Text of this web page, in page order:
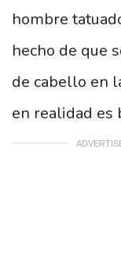
hombre
hecho de que
de cabello en
en realidad es